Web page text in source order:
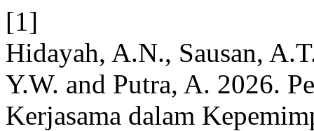
[1]
Hidayah, A.N., Sausan,
Y.W. and Putra, A. 2026.
Kerjasama dalam